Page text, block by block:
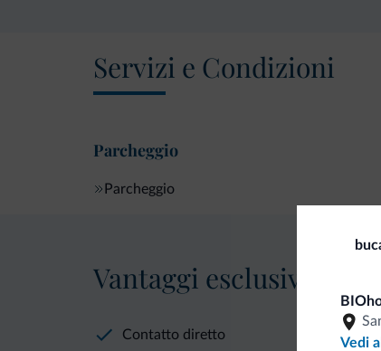
Servizi e Condizioni
Parcheggio
Parcheggio
Vedi
Vantaggi esclusivi
Contatto diretto